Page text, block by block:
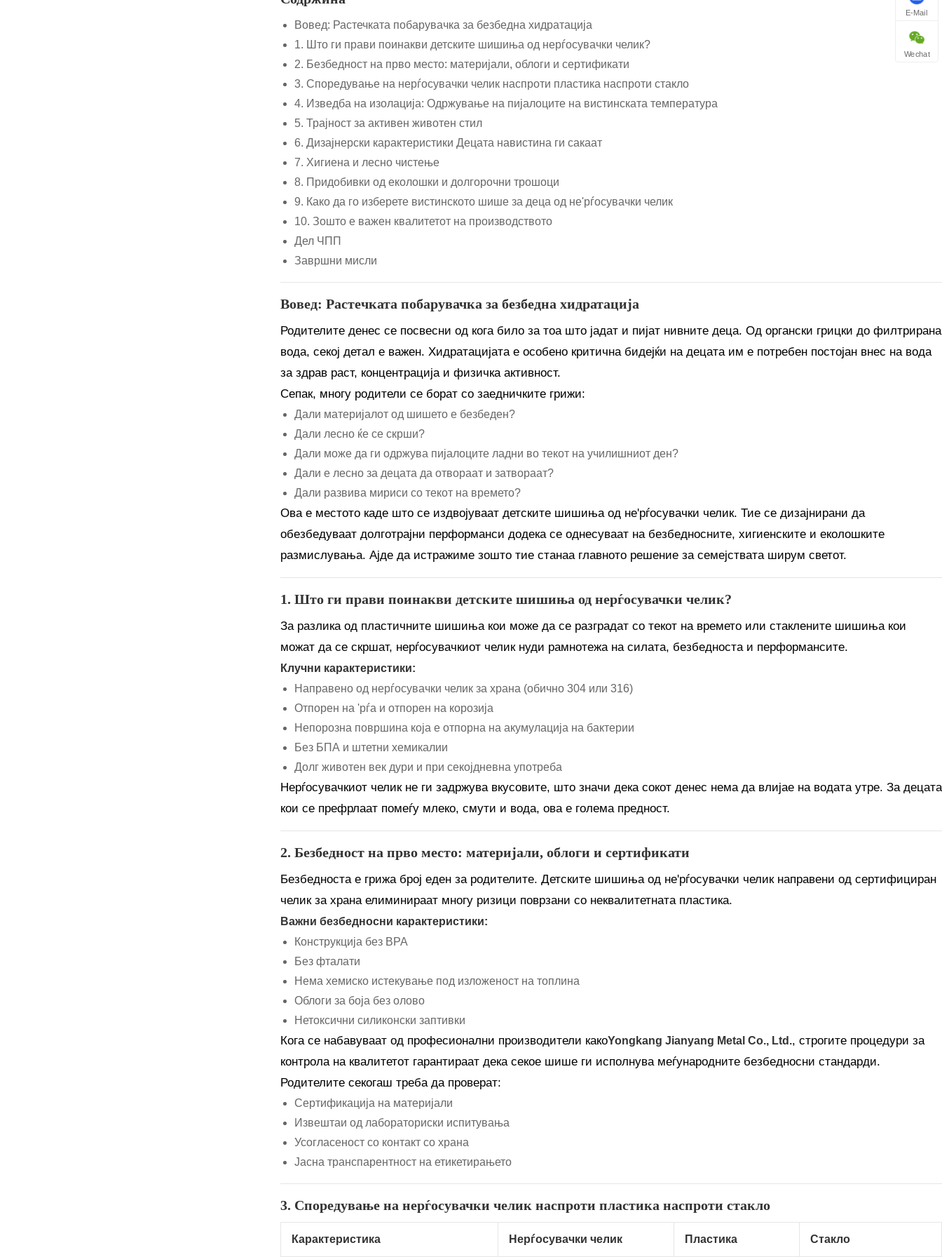
Вовед: Растечката побарувачка за безбедна хидратација
1. Што ги прави поинакви детските шишиња од нерѓосувачки челик?
2. Безбедност на прво место: материјали, облоги и сертификати
3. Споредување на нерѓосувачки челик наспроти пластика наспроти стакло
4. Изведба на изолација: Одржување на пијалоците на вистинската температура
5. Трајност за активен животен стил
6. Дизајнерски карактеристики Децата навистина ги сакаат
7. Хигиена и лесно чистење
8. Придобивки од еколошки и долгорочни трошоци
9. Како да го изберете вистинското шише за деца од не'рѓосувачки челик
10. Зошто е важен квалитетот на производството
Дел ЧПП
Завршни мисли
Вовед: Растечката побарувачка за безбедна хидратација
Родителите денес се посвесни од кога било за тоа што јадат и пијат нивните деца. Од органски грицки до филтрирана
вода, секој детал е важен. Хидратацијата е особено критична бидејќи на децата им е потребен постојан внес на вода
за здрав раст, концентрација и физичка активност.
Сепак, многу родители се борат со заедничките грижи:
Дали материјалот од шишето е безбеден?
Дали лесно ќе се скрши?
Дали може да ги одржува пијалоците ладни во текот на училишниот ден?
Дали е лесно за децата да отвораат и затвораат?
Дали развива мириси со текот на времето?
Ова е местото каде што се издвојуваат детските шишиња од не'рѓосувачки челик. Тие се дизајнирани да
обезбедуваат долготрајни перформанси додека се однесуваат на безбедносните, хигиенските и еколошките
размислувања. Ајде да истражиме зошто тие станаа главното решение за семејствата ширум светот.
1. Што ги прави поинакви детските шишиња од нерѓосувачки челик?
За разлика од пластичните шишиња кои може да се разградат со текот на времето или стаклените шишиња кои
можат да се скршат, нерѓосувачкиот челик нуди рамнотежа на силата, безбедноста и перформансите.
Клучни карактеристики:
Направено од нерѓосувачки челик за храна (обично 304 или 316)
Отпорен на 'рѓа и отпорен на корозија
Непорозна површина која е отпорна на акумулација на бактерии
Без БПА и штетни хемикалии
Долг животен век дури и при секојдневна употреба
Нерѓосувачкиот челик не ги задржува вкусовите, што значи дека сокот денес нема да влијае на водата утре. За децата
кои се префрлаат помеѓу млеко, смути и вода, ова е голема предност.
2. Безбедност на прво место: материјали, облоги и сертификати
Безбедноста е грижа број еден за родителите. Детските шишиња од не'рѓосувачки челик направени од сертифициран
челик за храна елиминираат многу ризици поврзани со неквалитетната пластика.
Важни безбедносни карактеристики:
Конструкција без BPA
Без фталати
Нема хемиско истекување под изложеност на топлина
Облоги за боја без олово
Нетоксични силиконски заптивки
Кога се набавуваат од професионални производители какоYongkang Jianyang Metal Co., Ltd., строгите процедури за
контрола на квалитетот гарантираат дека секое шише ги исполнува меѓународните безбедносни стандарди.
Родителите секогаш треба да проверат:
Сертификација на материјали
Извештаи од лабораториски испитувања
Усогласеност со контакт со храна
Јасна транспарентност на етикетирањето
3. Споредување на нерѓосувачки челик наспроти пластика наспроти стакло
Карактеристика Нерѓосувачки челик Пластика Стакло
E-Mail
Wechat